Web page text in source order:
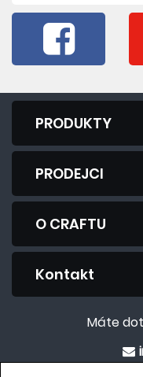
PRODUKTY
PRODEJCI
O CRAFTU
Kontakt
Máte